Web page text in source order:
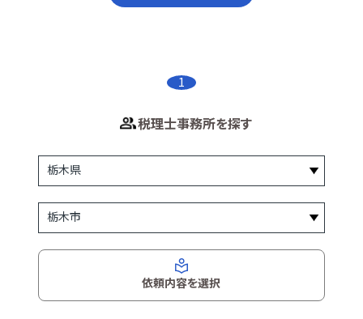
1
税理士事務所を探す
依頼内容を選択